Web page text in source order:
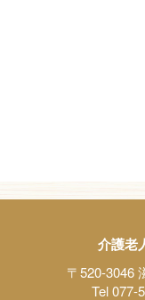
介護老
〒520-3046
Tel 077-